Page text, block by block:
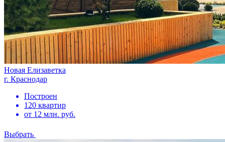
Новая Елизаветка
г. Краснодар
Построен
120 квартир
от 12 млн. руб.
Выбрать